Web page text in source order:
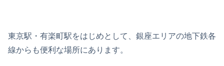
東京駅・有楽町駅をはじめとして、銀座エリアの地下鉄各
線からも便利な場所にあります。